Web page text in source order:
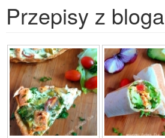
Przepisy z bloga